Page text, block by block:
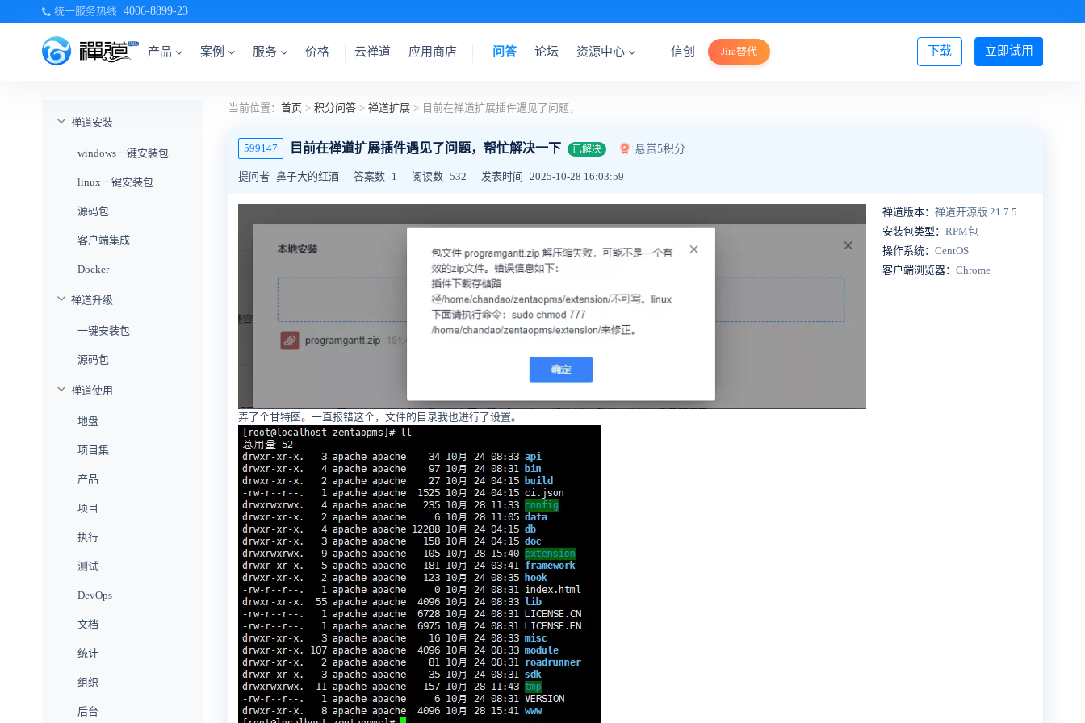
统一服务热线 4006-8899-23
产品 案例 服务 价格 立即试用
下载
云禅道 应用商店 问答 论坛 资源中心 信创 Jira替代 登录/注册
禅道安装
windows一键安装包
linux一键安装包
源码包
客户端集成
Docker
禅道升级
一键安装包
源码包
禅道使用
地盘
项目集
产品
项目
执行
测试
DevOps
文档
统计
组织
后台
当前位置： 首页 > 积分问答 > 禅道扩展 > 目前在禅道扩展插件遇见了问题，帮忙解决一下
599147 目前在禅道扩展插件遇见了问题，帮忙解决一下 已解决 悬赏5积分
提问者 鼻子大的红酒 答案数 1 阅读数 532 发表时间 2025-10-28 16:03:59
弄了个甘特图。 一直报错这个，文件的目录我也进行了设置。
禅道版本： 禅道开源版 21.7.5
安装包类型： RPM包
操作系统： CentOS
客户端浏览器： Chrome